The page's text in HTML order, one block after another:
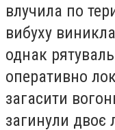
влучила по
вибуху
однак
оперативно
загасити
загинули двоє